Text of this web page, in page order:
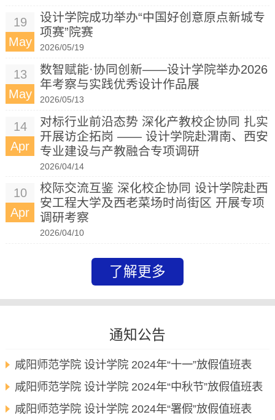
19
May
设计学院成功举办“中国好创意原点新城专
项赛”院赛
2026/05/19
13
May
数智赋能·协同创新——设计学院举办2026
年考察与实践优秀设计作品展
2026/05/13
14
Apr
对标行业前沿态势 深化产教校企协同 扎实
开展访企拓岗 —— 设计学院赴渭南、西安
专业建设与产教融合专项调研
2026/04/14
10
Apr
校际交流互鉴 深化校企协同 设计学院赴西
安工程大学及西老菜场时尚街区 开展专项
调研考察
2026/04/10
了解更多
通知公告
咸阳师范学院 设计学院 2024年“十一”放假值班表
咸阳师范学院 设计学院 2024年“中秋节”放假值班表
咸阳师范学院 设计学院 2024年“署假”放假值班表